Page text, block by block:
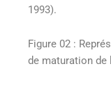
1993).
Figure 02 :
de maturation de